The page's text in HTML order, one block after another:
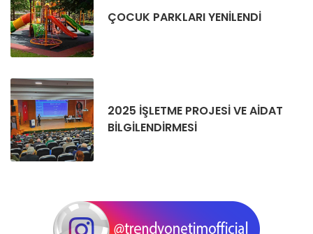
ÇOCUK PARKLARI YENILENDI
2025 İŞLETME PROJESİ VE AİDAT
BİLGİLENDİRMESİ